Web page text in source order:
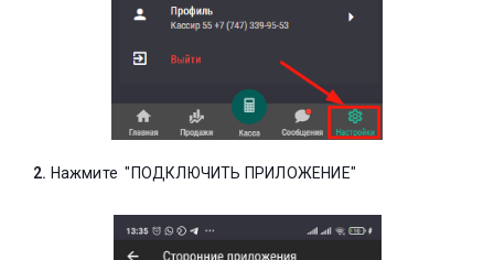
2. Нажмите "ПОДКЛЮЧИТЬ ПРИЛОЖЕНИЕ"